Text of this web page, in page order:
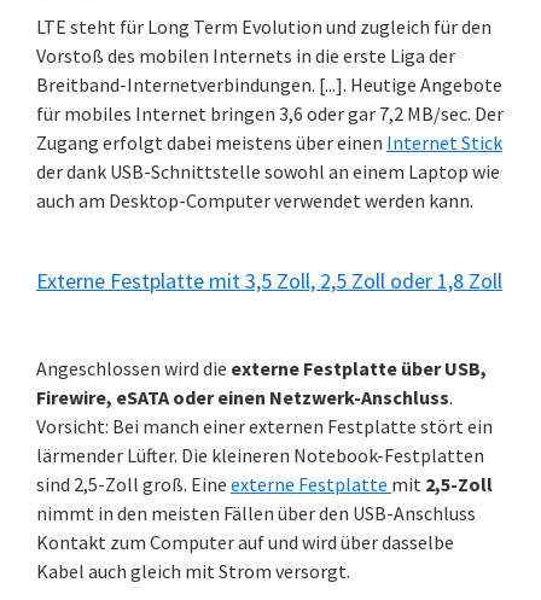
LTE steht für Long Term Evolution und zugleich für den
Vorstoß des mobilen Internets in die erste Liga der
Breitband-Internetverbindungen. [...]. Heutige Angebote
für mobiles Internet bringen 3,6 oder gar 7,2 MB/sec. Der
Zugang erfolgt dabei meistens über einen Internet Stick
der dank USB-Schnittstelle sowohl an einem Laptop wie
auch am Desktop-Computer verwendet werden kann.
Externe Festplatte mit 3,5 Zoll, 2,5 Zoll oder 1,8 Zoll
Angeschlossen wird die externe Festplatte über USB,
Firewire, eSATA oder einen Netzwerk-Anschluss.
Vorsicht: Bei manch einer externen Festplatte stört ein
lärmender Lüfter. Die kleineren Notebook-Festplatten
sind 2,5-Zoll groß. Eine externe Festplatte mit 2,5-Zoll
nimmt in den meisten Fällen über den USB-Anschluss
Kontakt zum Computer auf und wird über dasselbe
Kabel auch gleich mit Strom versorgt.